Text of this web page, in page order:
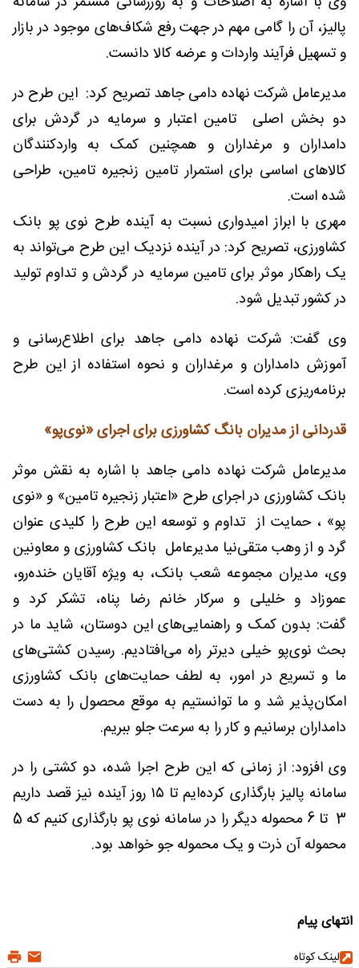
پالیز، آن را گامی مهم در جهت رفع شکاف‌های موجود در بازار
و تسهیل فرآیند واردات و عرضه کالا دانست.
مدیرعامل شرکت نهاده دامی جاهد تصریح کرد: این طرح در
دو بخش اصلی تامین اعتبار و سرمایه در گردش برای
دامداران و مرغداران و همچنین کمک به واردکنندگان
کالاهای اساسی برای استمرار تامین زنجیره تامین، طراحی
شده است.
مهری با ابراز امیدواری نسبت به آینده طرح نوی پو بانک
کشاورزی، تصریح کرد: در آینده نزدیک این طرح می‌تواند به
یک راهکار موثر برای تامین سرمایه در گردش و تداوم تولید
در کشور تبدیل شود.
وی گفت: شرکت نهاده دامی جاهد برای اطلاع‌رسانی و
آموزش دامداران و مرغداران و نحوه استفاده از این طرح
برنامه‌ریزی کرده است.
قدردانی از مدیران بانگ کشاورزی برای اجرای «نوی‌پو»
مدیرعامل شرکت نهاده دامی جاهد با اشاره به نقش موثر
بانک کشاورزی در اجرای طرح «اعتبار زنجیره تامین» و «نوی
پو» ، حمایت‌ از تداوم و توسعه این طرح را کلیدی عنوان
گرد و از وهب متقی‌نیا مدیرعامل بانک کشاورزی و معاونین
وی، مدیران مجموعه شعب بانک، به ویژه آقایان خنده‌رو،
عموزاد و خلیلی و سرکار خانم رضا پناه، تشکر کرد و
گفت: بدون کمک و راهنمایی‌های این دوستان، شاید ما در
بحث نوی‌پو خیلی دیرتر راه می‌افتادیم. رسیدن کشتی‌های
ما و تسریع در امور، به لطف حمایت‌های بانک کشاورزی
امکان‌پذیر شد و ما توانستیم به موقع محصول را به دست
دامداران برسانیم و کار را به سرعت جلو ببریم.
وی افزود: از زمانی که این طرح اجرا شده، دو کشتی را در
سامانه پالیز بارگذاری کرده‌ایم تا ۱۵ روز آینده نیز قصد داریم
3 تا 6 محموله دیگر را در سامانه نوی پو بارگذاری کنیم که 5
محموله آن ذرت و یک محموله جو خواهد بود.
انتهای پیام
لینک کوتاه